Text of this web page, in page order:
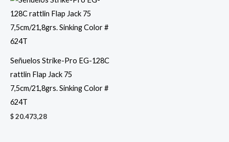
Señuelos Strike-Pro EG-128C
rattlin Flap Jack 75
7,5cm/21,8grs. Sinking Color #
624T
$20.473,28